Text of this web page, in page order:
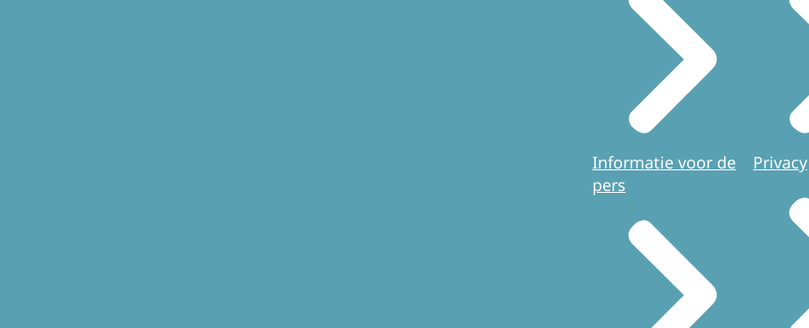
Informatie voor de
pers
Privacy